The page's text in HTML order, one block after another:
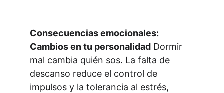
Consecuencias emocionales:
Cambios en tu personalidad Dormir
mal cambia quién sos. La falta de
descanso reduce el control de
impulsos y la tolerancia al estrés,